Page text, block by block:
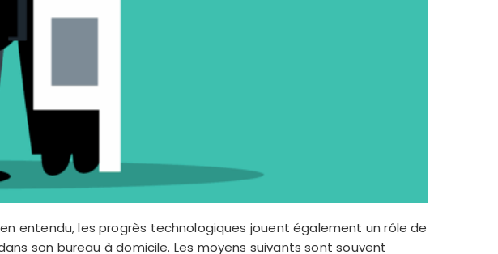
entendu, les progrès technologiques jouent également un rôle de
son bureau à domicile. Les moyens suivants sont souvent